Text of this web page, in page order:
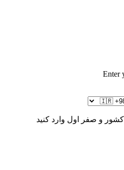
Enter
و صفر اول وارد کنید